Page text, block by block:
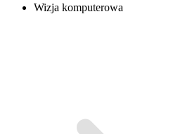
Wizja komputerowa